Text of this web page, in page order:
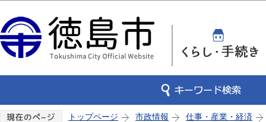
トップページ 市政情報
仕事・産業・経済